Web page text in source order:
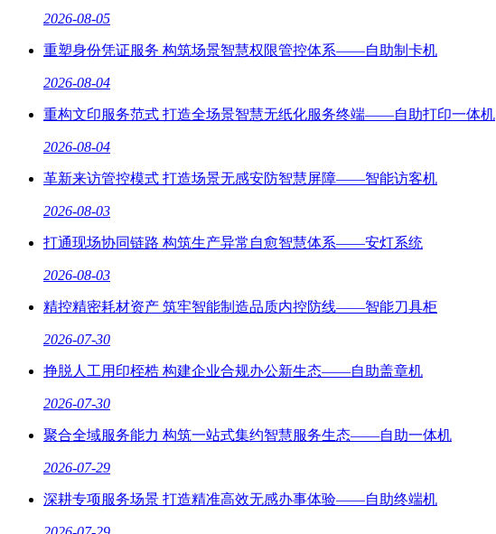
2026-08-05
重塑身份凭证服务 构筑场景智慧权限管控体系——自助制卡机
2026-08-04
重构文印服务范式 打造全场景智慧无纸化服务终端——自助打印一体机
2026-08-04
革新来访管控模式 打造场景无感安防智慧屏障——智能访客机
2026-08-03
打通现场协同链路 构筑生产异常自愈智慧体系——安灯系统
2026-08-03
精控精密耗材资产 筑牢智能制造品质内控防线——智能刀具柜
2026-07-30
挣脱人工用印桎梏 构建企业合规办公新生态——自助盖章机
2026-07-30
聚合全域服务能力 构筑一站式集约智慧服务生态——自助一体机
2026-07-29
深耕专项服务场景 打造精准高效无感办事体验——自助终端机